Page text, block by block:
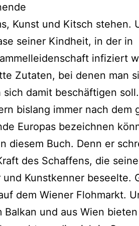
Kunst und Kitsch stehen.
seiner Kindheit, in der in
infiziert
Zutaten, bei denen man
damit beschäftigen
bislang immer nach dem
Europas bezeichnen
diesem Buch. Denn er
des Schaffens, die
Kunstkenner beseelte.
dem Wiener Flohmarkt.
Balkan und aus Wien